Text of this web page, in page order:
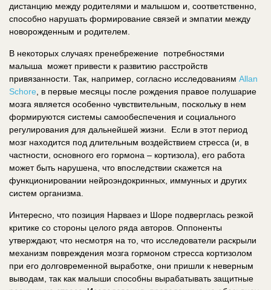
дистанцию между родителями и малышом и, соответственно,
способно нарушать формирование связей и эмпатии между
новорожденным и родителем.
В некоторых случаях пренебрежение потребностями
малыша может привести к развитию расстройств
привязанности. Так, например, согласно исследованиям Allan
Schore , в первые месяцы после рождения правое полушарие
мозга является особенно чувствительным, поскольку в нем
формируются системы самообеспечения и социального
регулирования для дальнейшей жизни. Если в этот период
мозг находится под длительным воздействием стресса (и, в
частности, основного его гормона – кортизола), его работа
может быть нарушена, что впоследствии скажется на
функционировании нейроэндокринных, иммунных и других
систем организма.
Интересно, что позиция Нарваез и Шоре подверглась резкой
критике со стороны целого ряда авторов. Оппоненты
утверждают, что несмотря на то, что исследователи раскрыли
механизм повреждения мозга гормоном стресса кортизолом
при его долговременной выработке, они пришли к неверным
выводам, так как малыши способны вырабатывать защитные